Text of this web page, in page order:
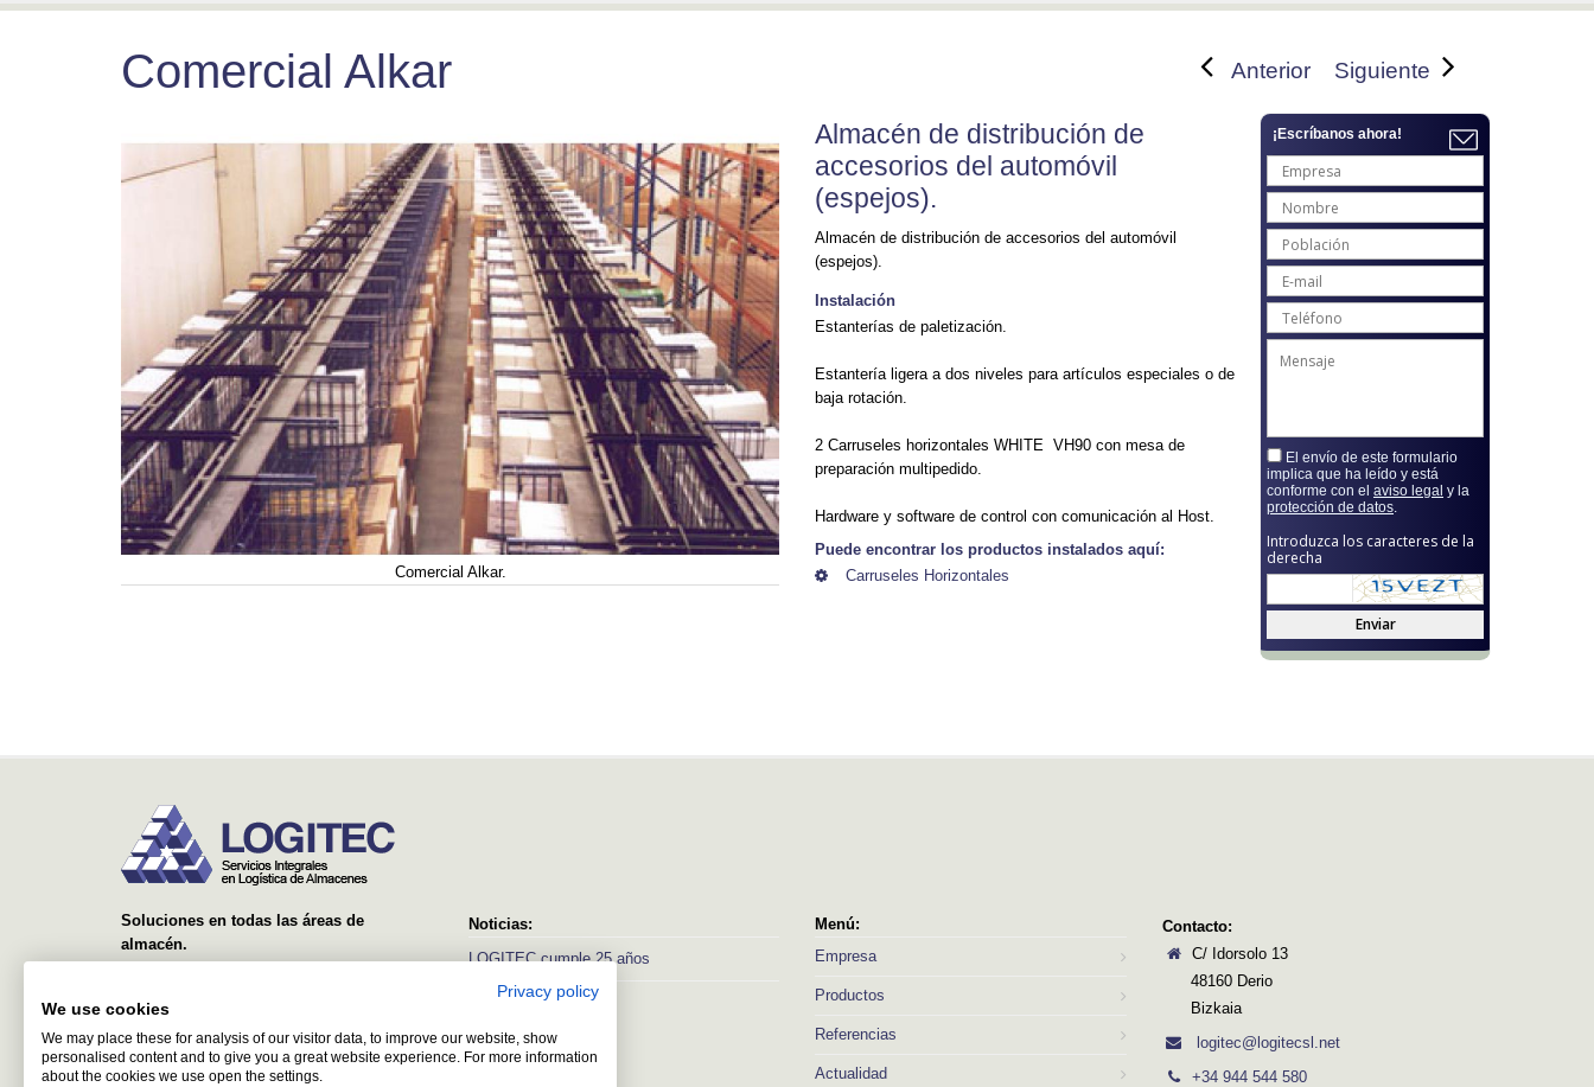
Anterior Siguiente
Comercial Alkar
Comercial Alkar.
Almacén de distribución de
accesorios del automóvil
(espejos).
Almacén de distribución de accesorios del automóvil
(espejos).
Instalación
Estanterías de paletización.
Estantería ligera a dos niveles para artículos especiales o de
baja rotación.
2 Carruseles horizontales WHITE  VH90 con mesa de
preparación multipedido.
Hardware y software de control con comunicación al Host.
Puede encontrar los productos instalados aquí:
Carruseles Horizontales
¡Escríbanos ahora!
El envío de este formulario
implica que ha leído y está
conforme con el aviso legal y la
protección de datos.
Introduzca los caracteres de la
derecha
Enviar
Soluciones en todas las áreas de
almacén.
estanterías, hasta sistemas avanzados con
gestión.
Noticias:
LOGITEC cumple 25 años
Ver más
Menú:
Empresa
Productos
Referencias
Actualidad
Contacto:
C/ Idorsolo 13
48160 Derio
Bizkaia
logitec@logitecsl.net
+34 944 544 580
Privacy policy
We use cookies
We may place these for analysis of our visitor data, to improve our website, show
personalised content and to give you a great website experience. For more information
about the cookies we use open the settings.